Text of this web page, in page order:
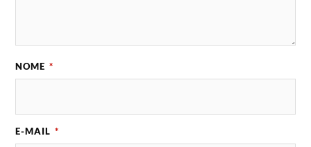
NOME *
E-MAIL *